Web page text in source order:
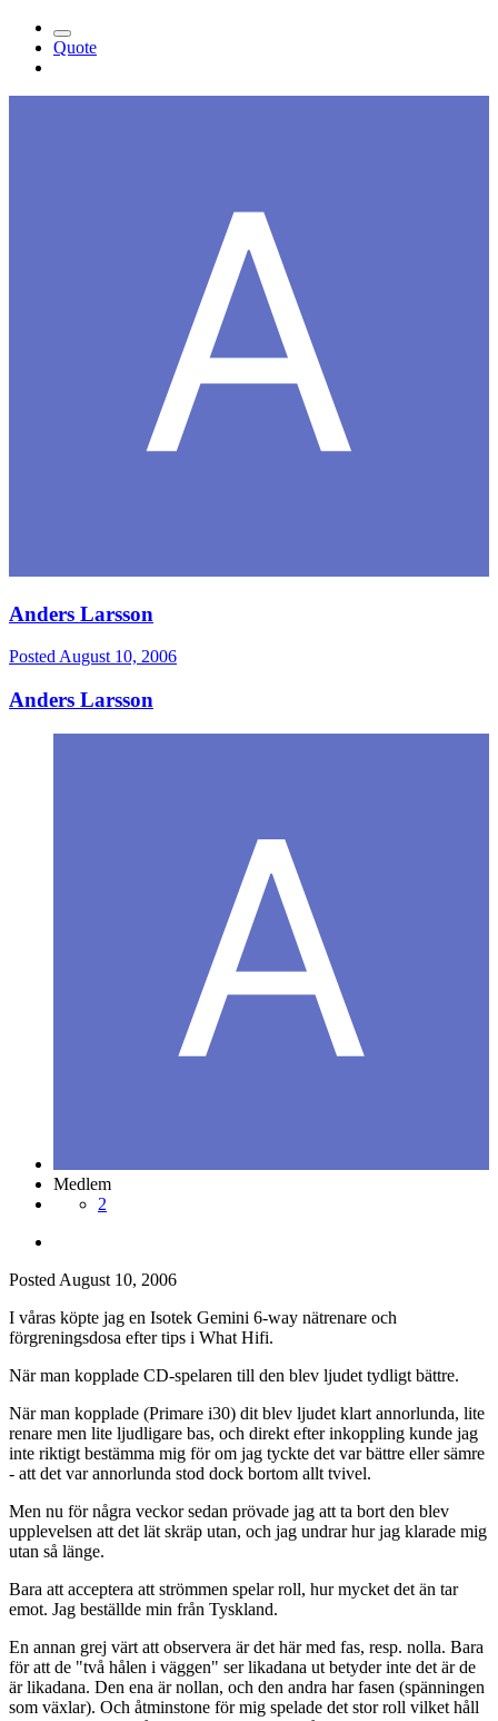
Quote
Anders Larsson
PostedAugust 10, 2006
Anders Larsson
Medlem
2
Posted August 10, 2006
I våras köpte jag en Isotek Gemini 6-way nätrenare och
förgreningsdosa efter tips i What Hifi.
När man kopplade CD-spelaren till den blev ljudet tydligt bättre.
När man kopplade (Primare i30) dit blev ljudet klart annorlunda, lite
renare men lite ljudligare bas, och direkt efter inkoppling kunde jag
inte riktigt bestämma mig för om jag tyckte det var bättre eller sämre
- att det var annorlunda stod dock bortom allt tvivel.
Men nu för några veckor sedan prövade jag att ta bort den blev
upplevelsen att det lät skräp utan, och jag undrar hur jag klarade mig
utan så länge.
Bara att acceptera att strömmen spelar roll, hur mycket det än tar
emot. Jag beställde min från Tyskland.
En annan grej värt att observera är det här med fas, resp. nolla. Bara
för att de "två hålen i väggen" ser likadana ut betyder inte det är de
är likadana. Den ena är nollan, och den andra har fasen (spänningen
som växlar). Och åtminstone för mig spelade det stor roll vilket håll